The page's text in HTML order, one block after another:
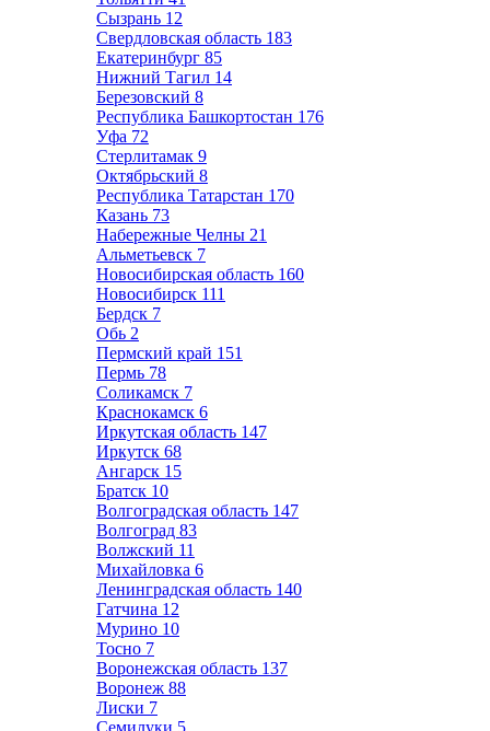
Сызрань 12
Свердловская область 183
Екатеринбург 85
Нижний Тагил 14
Березовский 8
Республика Башкортостан 176
Уфа 72
Стерлитамак 9
Октябрьский 8
Республика Татарстан 170
Казань 73
Набережные Челны 21
Альметьевск 7
Новосибирская область 160
Новосибирск 111
Бердск 7
Обь 2
Пермский край 151
Пермь 78
Соликамск 7
Краснокамск 6
Иркутская область 147
Иркутск 68
Ангарск 15
Братск 10
Волгоградская область 147
Волгоград 83
Волжский 11
Михайловка 6
Ленинградская область 140
Гатчина 12
Мурино 10
Тосно 7
Воронежская область 137
Воронеж 88
Лиски 7
Семилуки 5